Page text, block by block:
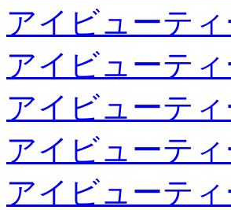
アイビューテ
アイビューテ
アイビューテ
アイビューテ
アイビューテ